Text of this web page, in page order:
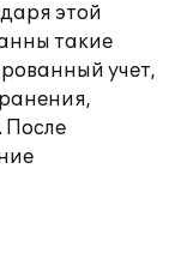
этой
такие
учет,
После